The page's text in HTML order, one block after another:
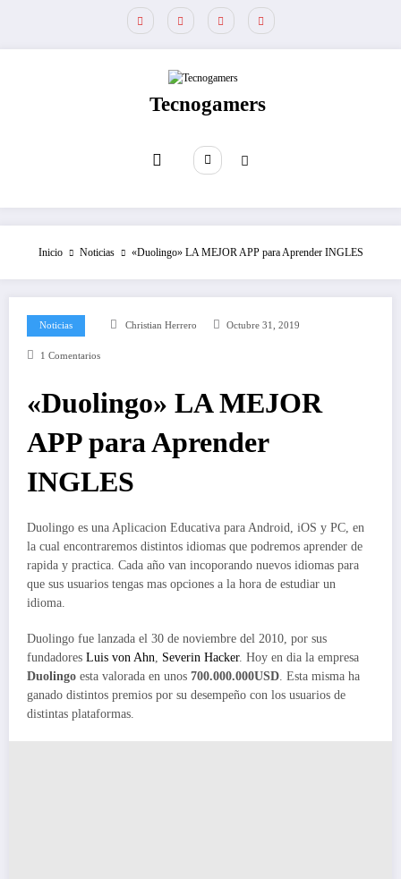
Tecnogamers
Inicio Noticias «Duolingo» LA MEJOR APP para Aprender INGLES
Noticias Christian Herrero Octubre 31, 2019
1 Comentarios
«Duolingo» LA MEJOR
APP para Aprender
INGLES
Duolingo es una Aplicacion Educativa para Android, iOS y PC, en
la cual encontraremos distintos idiomas que podremos aprender de
rapida y practica. Cada año van incoporando nuevos idiomas para
que sus usuarios tengas mas opciones a la hora de estudiar un
idioma.
Duolingo fue lanzada el 30 de noviembre del 2010, por sus
fundadores Luis von Ahn, Severin Hacker. Hoy en dia la empresa
Duolingo esta valorada en unos 700.000.000USD. Esta misma ha
ganado distintos premios por su desempeño con los usuarios de
distintas plataformas.